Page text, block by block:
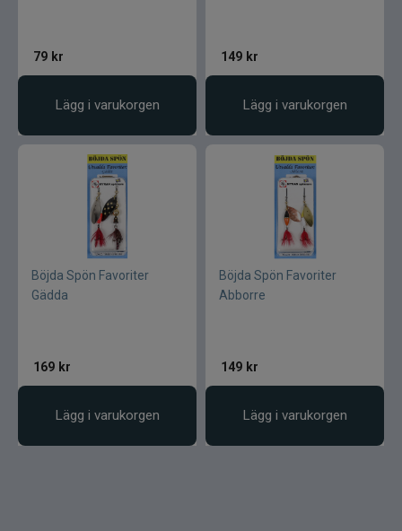
79 kr
Lägg i varukorgen
149 kr
Lägg i varukorgen
Böjda Spön Favoriter
Gädda
169 kr
Lägg i varukorgen
Böjda Spön Favoriter
Abborre
149 kr
Lägg i varukorgen